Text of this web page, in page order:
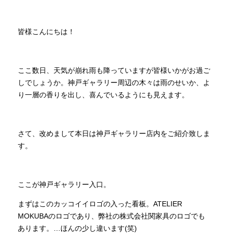
新入荷情報
納品事例
MOKUBA CHANNEL
よくあるご質問
皆様こんにちは！
ここ数日、天気が崩れ雨も降っていますが皆様いかがお過ご
しでしょうか。神戸ギャラリー周辺の木々は雨のせいか、よ
り一層の香りを出し、喜んでいるようにも見えます。
さて、改めまして本日は神戸ギャラリー店内をご紹介致しま
す。
ここが神戸ギャラリー入口。
まずはこのカッコイイロゴの入った看板。ATELIER
MOKUBAのロゴであり、弊社の株式会社関家具のロゴでも
あります。…ほんの少し違います(笑)